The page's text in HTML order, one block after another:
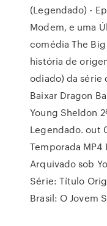
(Legendado) -
Modem, e uma
comédia The
história de
odiado) da série
Baixar Dragon
Young Sheldon
Legendado. out
Temporada
Arquivado sob
Série: Título
Brasil: O Jovem